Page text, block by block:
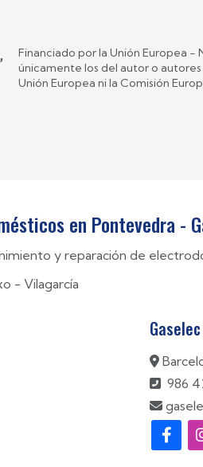
Financiado por la Unión Europea -
únicamente los del autor o
Unión Europea ni la Comisión
en Pontevedra -
y reparación de
-Vilagarcía
986